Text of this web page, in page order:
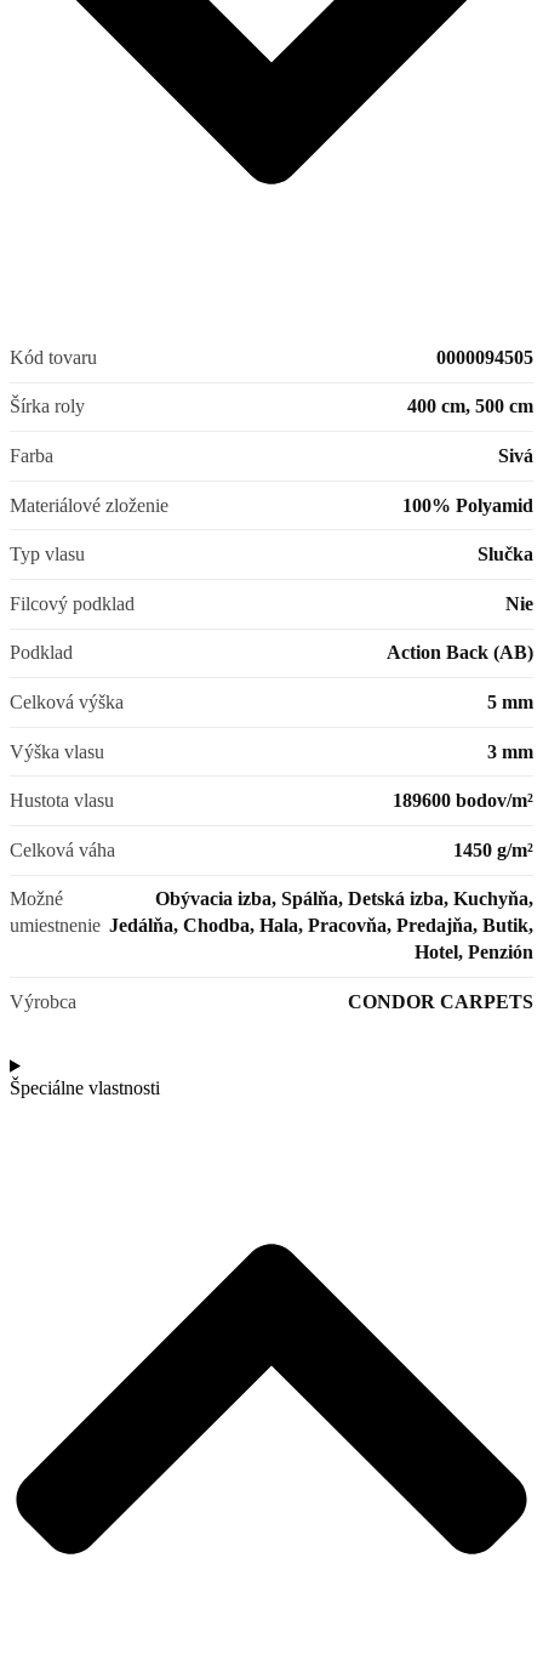
Kód tovaru 0000094505
Šírka roly 400 cm, 500 cm
Farba Sivá
Materiálové zloženie 100% Polyamid
Typ vlasu Slučka
Filcový podklad Nie
Podklad Action Back (AB)
Celková výška 5 mm
Výška vlasu 3 mm
Hustota vlasu 189600 bodov/m²
Celková váha 1450 g/m²
Možné
umiestnenie
Obývacia izba, Spálňa, Detská izba, Kuchyňa,
Jedálňa, Chodba, Hala, Pracovňa, Predajňa, Butik,
Hotel, Penzión
Výrobca CONDOR CARPETS
Špeciálne vlastnosti